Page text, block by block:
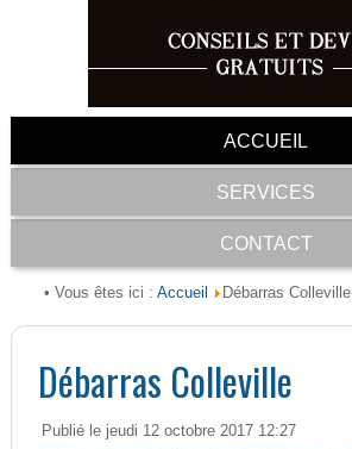
ACCUEIL
SERVICES
CONTACT
• Vous êtes ici : Accueil Débarras Colleville
Débarras Colleville
Publié le jeudi 12 octobre 2017 12:27